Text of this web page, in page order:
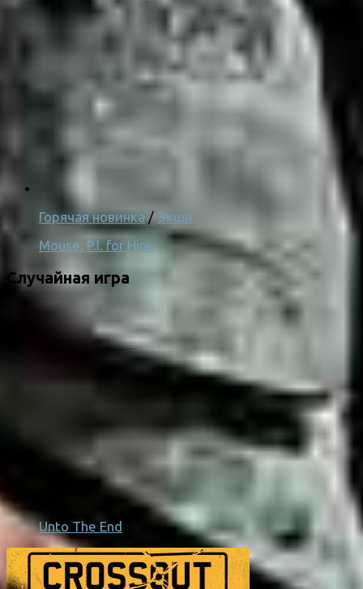
Горячая новинка / Экшн
Mouse: P.I. for Hire
Случайная игра
Unto The End